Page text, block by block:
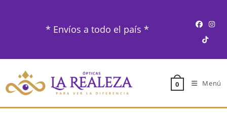
* Envíos a todo el país *
0 Menú